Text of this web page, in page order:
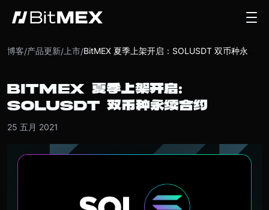
博客/产品更新/ 上市/
BITMEX 夏季上架开启：
SOLUSDT 双币种永续合约
25 五月 2021